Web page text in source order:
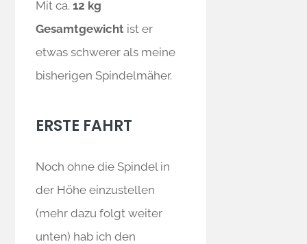
Mit ca.12 kg
Gesamtgewicht ist er
etwas schwerer als meine
bisherigen Spindelmäher.
ERSTE FAHRT
Noch ohne die Spindel in
der Höhe einzustellen
(mehr dazu folgt weiter
unten) hab ich den